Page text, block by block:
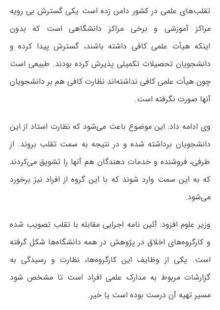
تقلب‌های علمی در کشور دامن زده است یکی گسترش بی رویه
مراکز آموزشی و برخی مراکز دانشگاهی است که بدون
اینکه هیأت علمی کافی داشته باشند، گسترش پیدا کرده و
دانشجویان تحصیلات تکمیلی پذیرش کرده بودند. طبیعی است
چون هیأت علمی کافی نداشته‌اند نظارت کافی هم بر دانشجویان
آنها صورت نگرفته است.
وی ادامه داد: این موضوع باعث می‌شود که نظارت استاد از این
دانشجویان برداشته شده و در نتیجه به سمت تقلب بروند. از
طرفی، فروشنده و خدمات دهندگان هم آنها را تشویق می‌کردند
که به این سمت وارد شوند که با این گروه از افراد نیز برخورد
می‌شود.
وزیر علوم افزود: آئین نامه اجرایی مقابله با تقلب تصویب شده
و کارگروه‌های اخلاق در پژوهش در همه دانشگاه‌ها شکل گرفته
است. یکی از وظایف این کارگروه‌ها، نظارت و رسیدگی به
گزارشات مربوط به مدارک علمی افراد است تا مشخص شود
مسیر تهیه آن درست بوده است یا خیر.